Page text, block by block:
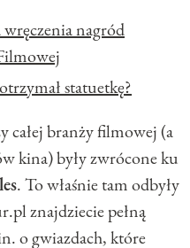
nagród
statuetkę?
całej branży filmowej (a
kina) były zwrócone ku
. To właśnie tam odbyły
znajdziecie pełną
o gwiazdach, które